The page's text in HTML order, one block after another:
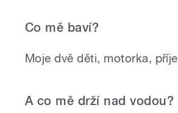
Co mě baví?
Moje dvě děti, motorka,
A co mě drží nad vodou?